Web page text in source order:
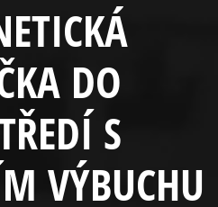
DO
S
VÝBUCHU